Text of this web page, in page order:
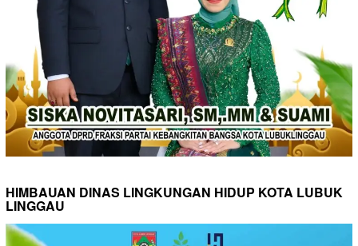
HIMBAUAN DINAS LINGKUNGAN HIDUP KOTA LUBUK
LINGGAU